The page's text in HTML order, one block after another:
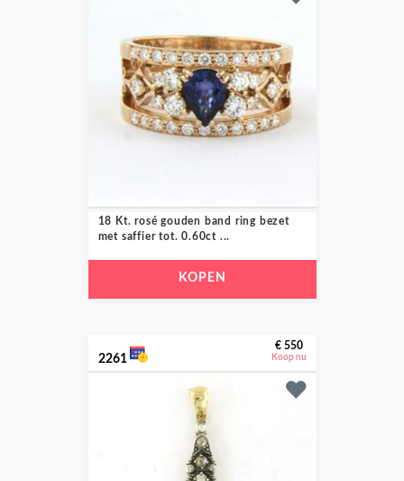
18 Kt. rosé gouden band ring bezet
met saffier tot. 0.60ct ...
KOPEN
2261
€ 550
Koop nu